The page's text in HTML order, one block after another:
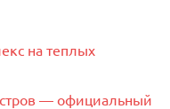
на теплых
— официальный